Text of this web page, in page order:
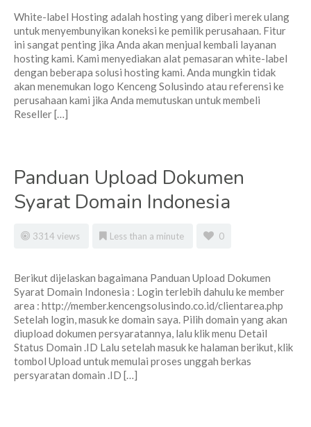
White-label Hosting adalah hosting yang diberi merek ulang
untuk menyembunyikan koneksi ke pemilik perusahaan. Fitur
ini sangat penting jika Anda akan menjual kembali layanan
hosting kami. Kami menyediakan alat pemasaran white-label
dengan beberapa solusi hosting kami. Anda mungkin tidak
akan menemukan logo Kenceng Solusindo atau referensi ke
perusahaan kami jika Anda memutuskan untuk membeli
Reseller […]
Panduan Upload Dokumen
Syarat Domain Indonesia
3314 views Less than a minute 0
Berikut dijelaskan bagaimana Panduan Upload Dokumen
Syarat Domain Indonesia : Login terlebih dahulu ke member
area : http://member.kencengsolusindo.co.id/clientarea.php
Setelah login, masuk ke domain saya. Pilih domain yang akan
diupload dokumen persyaratannya, lalu klik menu Detail
Status Domain .ID Lalu setelah masuk ke halaman berikut, klik
tombol Upload untuk memulai proses unggah berkas
persyaratan domain .ID […]